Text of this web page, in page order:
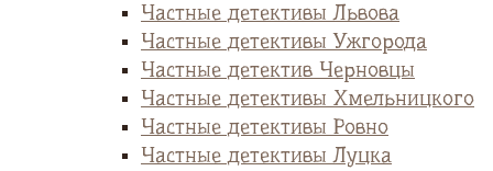
Частные детективы Львова
Частные детективы Ужгорода
Частные детектив Черновцы
Частные детективы Хмельницкого
Частные детективы Ровно
Частные детективы Луцка